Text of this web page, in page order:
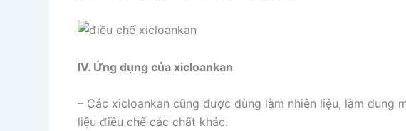
IV. Ứng dụng của xicloankan
– Các xicloankan cũng được dùng làm nhiên liệu, làm dung
liệu điều chế các chất khác.